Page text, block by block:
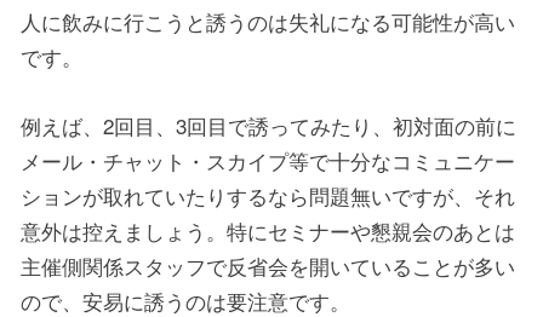
人に飲みに行こうと誘うのは失礼になる可能性が高い
です。
例えば、2回目、3回目で誘ってみたり、初対面の前に
メール・チャット・スカイプ等で十分なコミュニケー
ションが取れていたりするなら問題無いですが、それ
意外は控えましょう。特にセミナーや懇親会のあとは
主催側関係スタッフで反省会を開いていることが多い
ので、安易に誘うのは要注意です。